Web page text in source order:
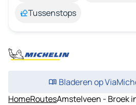
Tussenstops
Bladeren op
HomeRoutesAmstelveen - Broek